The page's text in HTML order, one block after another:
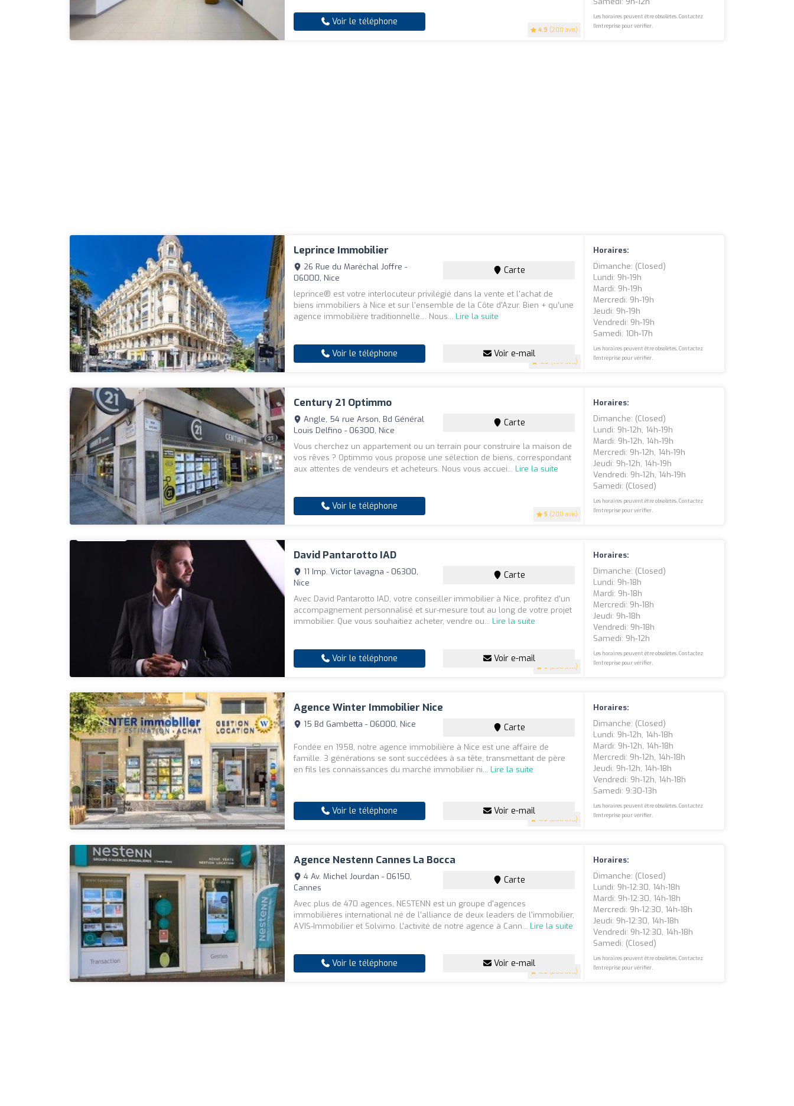
4.9 (200 avis)
Voir le téléphone
Les horaires peuvent être obsolètes. Contactez
l'entreprise pour vérifier.
Leprince Immobilier
4.9 (199 avis)
26 Rue du Maréchal Joffre -
06000, Nice
Carte
leprince® est votre interlocuteur privilégié dans la vente et l'achat de
biens immobiliers à Nice et sur l'ensemble de la Côte d'Azur. Bien + qu’une
agence immobilière traditionnelle… Nous...Lire la suite
Voir le téléphone Voir e-mail
Horaires:
Dimanche: (closed)
Lundi: 9h-19h
Mardi: 9h-19h
Mercredi: 9h-19h
Jeudi: 9h-19h
Vendredi: 9h-19h
Samedi: 10h-17h
Les horaires peuvent être obsolètes. Contactez
l'entreprise pour vérifier.
Century 21 Optimmo
5 (200 avis)
Angle, 54 rue Arson, Bd Général
Louis Delfino - 06300, Nice
Carte
Vous cherchez un appartement ou un terrain pour construire la maison de
vos rêves ? Optimmo vous propose une sélection de biens, correspondant
aux attentes de vendeurs et acheteurs. Nous vous accuei...Lire la suite
Voir le téléphone
Horaires:
Dimanche: (closed)
Lundi: 9h-12h, 14h-19h
Mardi: 9h-12h, 14h-19h
Mercredi: 9h-12h, 14h-19h
Jeudi: 9h-12h, 14h-19h
Vendredi: 9h-12h, 14h-19h
Samedi: (closed)
Les horaires peuvent être obsolètes. Contactez
l'entreprise pour vérifier.
David Pantarotto IAD
5 (200 avis)
11 Imp. Victor lavagna - 06300,
Nice
Carte
Avec David Pantarotto IAD, votre conseiller immobilier à Nice, profitez d'un
accompagnement personnalisé et sur-mesure tout au long de votre projet
immobilier. Que vous souhaitiez acheter, vendre ou...Lire la suite
Voir le téléphone Voir e-mail
Horaires:
Dimanche: (closed)
Lundi: 9h-18h
Mardi: 9h-18h
Mercredi: 9h-18h
Jeudi: 9h-18h
Vendredi: 9h-18h
Samedi: 9h-12h
Les horaires peuvent être obsolètes. Contactez
l'entreprise pour vérifier.
Agence Winter Immobilier Nice
4.9 (200 avis)
15 Bd Gambetta - 06000, Nice Carte
Fondée en 1958, notre agence immobilière à Nice est une affaire de
famille. 3 générations se sont succédées à sa tête, transmettant de père
en fils les connaissances du marché immobilier ni...Lire la suite
Voir le téléphone Voir e-mail
Horaires:
Dimanche: (closed)
Lundi: 9h-12h, 14h-18h
Mardi: 9h-12h, 14h-18h
Mercredi: 9h-12h, 14h-18h
Jeudi: 9h-12h, 14h-18h
Vendredi: 9h-12h, 14h-18h
Samedi: 9:30-13h
Les horaires peuvent être obsolètes. Contactez
l'entreprise pour vérifier.
Agence Nestenn Cannes La Bocca
4.9 (200 avis)
4 Av. Michel Jourdan - 06150,
Cannes
Carte
Avec plus de 470 agences, NESTENN est un groupe d'agences
immobilières international né de l'alliance de deux leaders de l'immobilier,
AVIS-Immobilier et Solvimo. L'activité de notre agence à Cann...Lire la suite
Voir le téléphone Voir e-mail
Horaires:
Dimanche: (closed)
Lundi: 9h-12:30, 14h-18h
Mardi: 9h-12:30, 14h-18h
Mercredi: 9h-12:30, 14h-18h
Jeudi: 9h-12:30, 14h-18h
Vendredi: 9h-12:30, 14h-18h
Samedi: (closed)
Les horaires peuvent être obsolètes. Contactez
l'entreprise pour vérifier.